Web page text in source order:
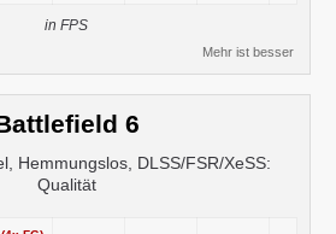
in FPS
Mehr ist besser
6
Hemmungslos, DLSS/FSR/XeSS:
Qualität